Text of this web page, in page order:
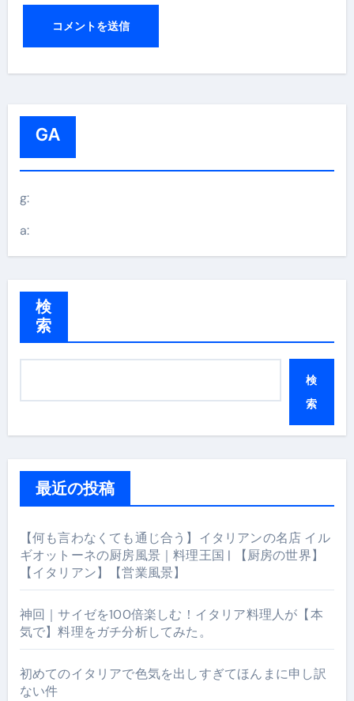
GA
g:
a:
検
索
検
索
最近の投稿
【何も言わなくても通じ合う】イタリアンの名店 イル
ギオットーネの厨房風景｜料理王国 | 【厨房の世界】
【イタリアン】【営業風景】
神回｜サイゼを100倍楽しむ！イタリア料理人が【本
気で】料理をガチ分析してみた。
初めてのイタリアで色気を出しすぎてほんまに申し訳
ない件